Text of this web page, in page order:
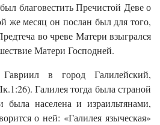
благовестить Пречистой Деве о
же месяц он послан был для того,
во чреве Матери взыгрался
Матери Господней.
в город Галилейский,
Галилея тогда была страной
была населена и израильтянами,
о ней: «Галилея языческая»